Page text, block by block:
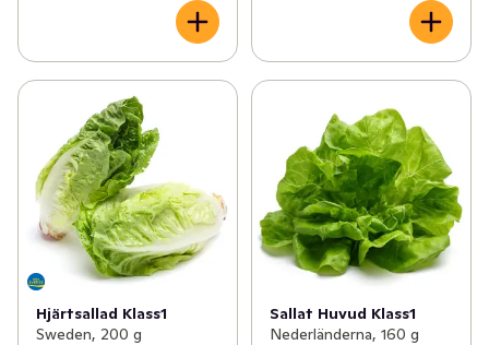
Hjärtsallad Klass1
Sweden, 200 g
Sallat Huvud Klass1
Nederländerna, 160 g